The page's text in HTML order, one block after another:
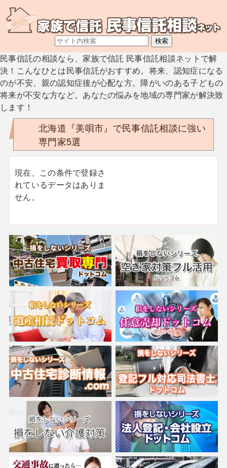
民事信託の相談なら、家族で信託 民事信託相談ネットで解
決！こんなひとは民事信託がおすすめ。将来、認知症になる
のが不安、親の認知症後が心配な方。障がいのある子どもの
将来が不安な方など。あなたの悩みを地域の専門家が解決致
します！
北海道『美唄市』で民事信託相談に強い
専門家5選
現在、この条件で登録さ
れているデータはありま
せん。